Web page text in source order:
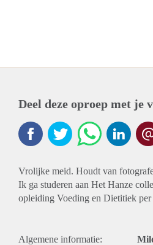
Deel deze oproep met je
Vrolijke meid. Houdt van
Ik ga studeren aan Het Hanze
opleiding Voeding en Dietitiek per
Algemene informatie: